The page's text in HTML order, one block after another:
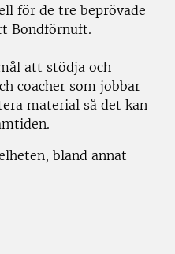
för de tre beprövade
Bondförnuft.
att stödja och
coacher som jobbar
material så det kan
bland annat